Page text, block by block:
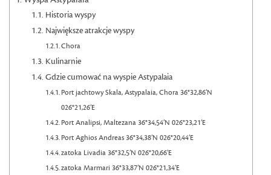
Historia wyspy
Największe atrakcje wyspy
Chora
Kulinarnie
Gdzie cumować na wyspie Astypalaia
Port jachtowy Skala, Astypalaia, Chora 36°32,86’N
026°21,26’E
Port Analipsi, Maltezana 36°34,54’N 026°23,21’E
Port Aghios Andreas 36°34,38’N 026°20,44’E
zatoka Livadia 36°32,5’N 026°20,66’E
zatoka Marmari 36°33,87’N 026°21,34’E